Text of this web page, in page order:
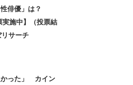
俳優」は？
実施中】（投票結
サーチ
かった」 カイン